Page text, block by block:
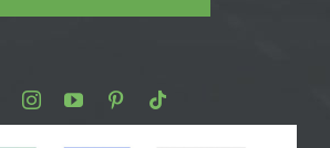
FacebookInstagram
YoutubePinterest